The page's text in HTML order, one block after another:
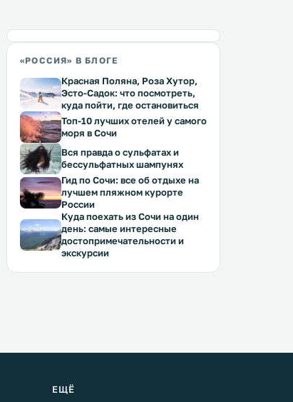
«РОССИЯ» В БЛОГЕ
Красная Поляна, Роза Хутор,
Эсто-Садок: что посмотреть,
куда пойти, где остановиться
Топ-10 лучших отелей у самого
моря в Сочи
Вся правда о сульфатах и
бессульфатных шампунях
Гид по Сочи: все об отдыхе на
лучшем пляжном курорте
России
Куда поехать из Сочи на один
день: самые интересные
достопримечательности и
экскурсии
ЕЩЁ